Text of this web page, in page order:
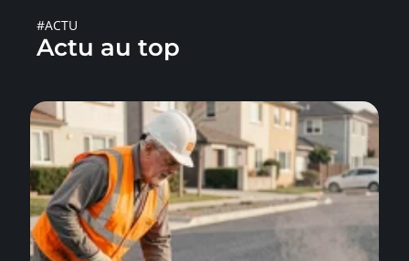
#ACTU
Actu au top